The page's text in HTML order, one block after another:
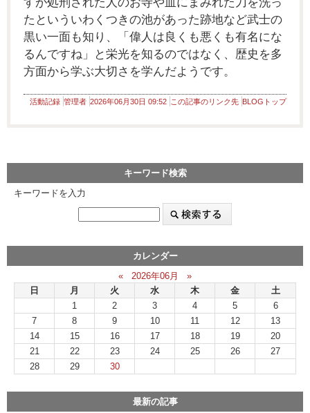
たといういわくつきの池があった跡地など武士の
黒い一面も知り、「偉人は良くも悪くも有名にな
るんですね」と栄光を知るのではなく、歴史を多
方面から学ぶ大切さを学んだようです。
活動記録 管理者 2026年06月30日 09:52 この記事のリンク先 BLOGトップ
キーワード検索
キーワードを入力
カレンダー
«
2026年06月
»
日
月 火 水 木 金
土
1
2 3 4 5
6
7
8 9 10 11 12
13
14
15 16 17 18 19
20
21
22 23 24 25 26
27
28
29 30
最新の記事